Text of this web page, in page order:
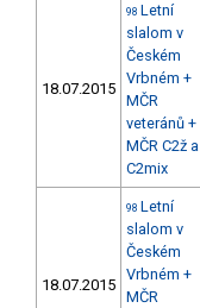
18.07.2015
98 Letní
slalom v
Českém
Vrbném +
MČR
veteránů +
MČR C2ž a
C2mix
18.07.2015
98 Letní
slalom v
Českém
Vrbném +
MČR